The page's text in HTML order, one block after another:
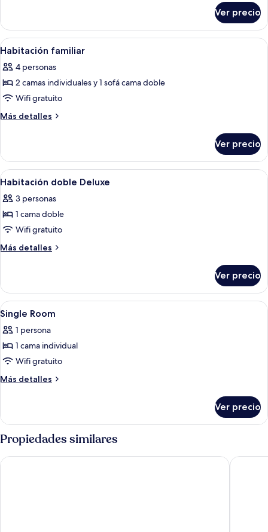
superior
Ver precio
Abrir
todas
las
fotos
de
Habitación
Habitación de hotel con cama, dos
8
Habitación familiar
4 personas
2 camas individuales y 1 sofá cama doble
Wifi gratuito
Más detalles
Más
familiar
Ver precio
Abrir
todas
las
fotos
de
Habitación
Una cama con dosel con edredón
6
Habitación doble Deluxe
3 personas
1 cama doble
Wifi gratuito
Más detalles
Más
doble
Deluxe
Ver precio
Abrir
todas
las
fotos
de
Single
Minibar, escritorio y espacio para
7
Single Room
1 persona
1 cama individual
Wifi gratuito
Más detalles
Más
Room
Ver precio
Propiedades similares
Hotel Ceilidh-donia